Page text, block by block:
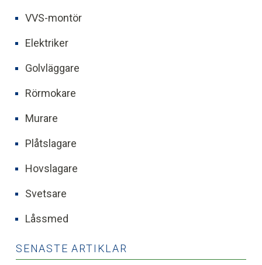
VVS-montör
Elektriker
Golvläggare
Rörmokare
Murare
Plåtslagare
Hovslagare
Svetsare
Låssmed
SENASTE ARTIKLAR